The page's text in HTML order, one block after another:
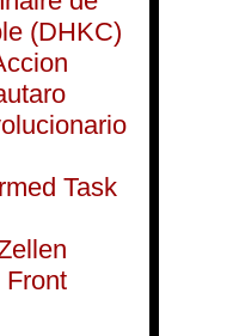
(DHKC)
Task
Front